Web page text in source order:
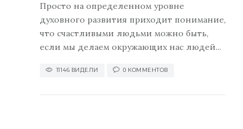
Просто на определенном уровне
духовного развития приходит понимание,
что счастливыми людьми можно быть,
если мы делаем окружающих нас людей...
11146 ВИДЕЛИ 0 КОММЕНТОВ